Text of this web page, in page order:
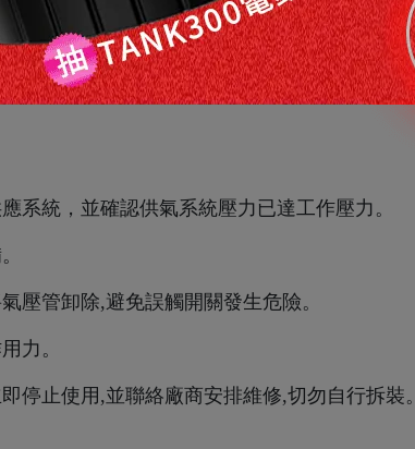
系統，並確認供氣系統壓力已達工作壓力。
壓管卸除,避免誤觸開關發生危險。
力。
停止使用,並聯絡廠商安排維修,切勿自行拆裝。